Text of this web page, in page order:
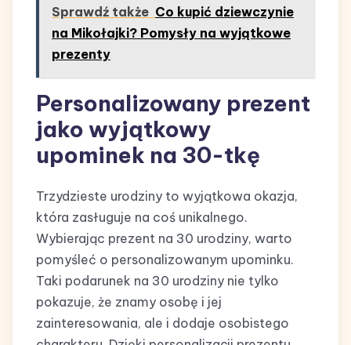
Sprawdź także Co kupić dziewczynie
na Mikołajki? Pomysły na wyjątkowe
prezenty
Personalizowany prezent
jako wyjątkowy
upominek na 30-tkę
Trzydzieste urodziny to wyjątkowa okazja,
która zasługuje na coś unikalnego.
Wybierając prezent na 30 urodziny, warto
pomyśleć o personalizowanym upominku.
Taki podarunek na 30 urodziny nie tylko
pokazuje, że znamy osobę i jej
zainteresowania, ale i dodaje osobistego